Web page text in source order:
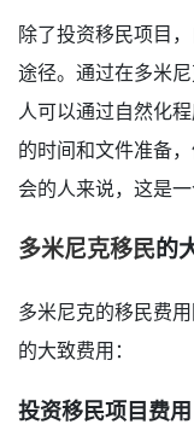
除了投资移民项目
途径。通过在多米
人可以通过自然化
的时间和文件准备
会的人来说，这是一
多米尼克移民的
多米尼克的移民费
的大致费用：
投资移民项目费用